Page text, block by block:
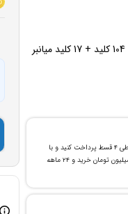
تا ۵۰ میلیون تومان خرید و طی ۴ قسط پرداخت کنید و با
اعتبار بانکی اسنپ‌پی تا ۱۰۰ میلیون تومان خرید و ۲۴ ماهه